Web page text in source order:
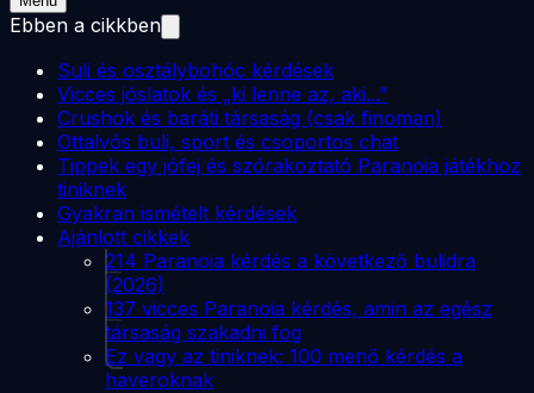
Ebben a cikkben
Suli és osztálybohóc kérdések
Vicces jóslatok és „ki lenne az, aki...”
Crushok és baráti társaság (csak finoman)
Ottalvós buli, sport és csoportos chat
Tippek egy jófej és szórakoztató Paranoia játékhoz
tiniknek
Gyakran ismételt kérdések
Ajánlott cikkek
214 Paranoia kérdés a következő bulidra
(2026)
137 vicces Paranoia kérdés, amin az egész
társaság szakadni fog
Ez vagy az tiniknek: 100 menő kérdés a
haveroknak